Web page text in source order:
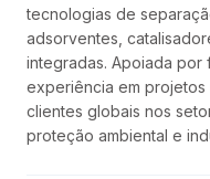
tecnologias de
adsorventes,
integradas. Apoiada por
experiência em projetos
clientes globais nos
proteção ambiental e